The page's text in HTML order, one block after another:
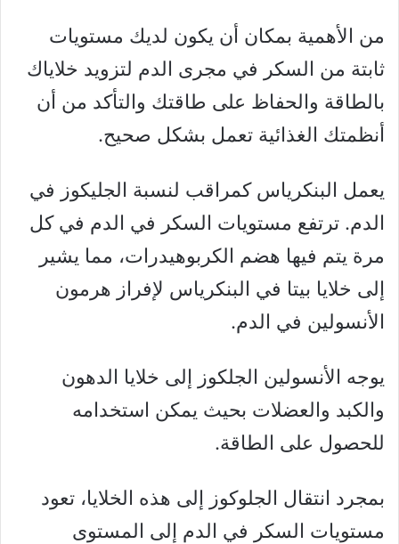
من الأهمية بمكان أن يكون لديك مستويات
ثابتة من السكر في مجرى الدم لتزويد خلاياك
بالطاقة والحفاظ على طاقتك والتأكد من أن
أنظمتك الغذائية تعمل بشكل صحيح.
يعمل البنكرياس كمراقب لنسبة الجليكوز في
الدم. ترتفع مستويات السكر في الدم في كل
مرة يتم فيها هضم الكربوهيدرات، مما يشير
إلى خلايا بيتا في البنكرياس لإفراز هرمون
الأنسولين في الدم.
يوجه الأنسولين الجلكوز إلى خلايا الدهون
والكبد والعضلات بحيث يمكن استخدامه
للحصول على الطاقة.
بمجرد انتقال الجلوكوز إلى هذه الخلايا، تعود
مستويات السكر في الدم إلى المستوى